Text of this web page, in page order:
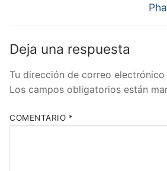
Deja una respuesta
Tu dirección de correo
Los campos obligatorios están
COMENTARIO *